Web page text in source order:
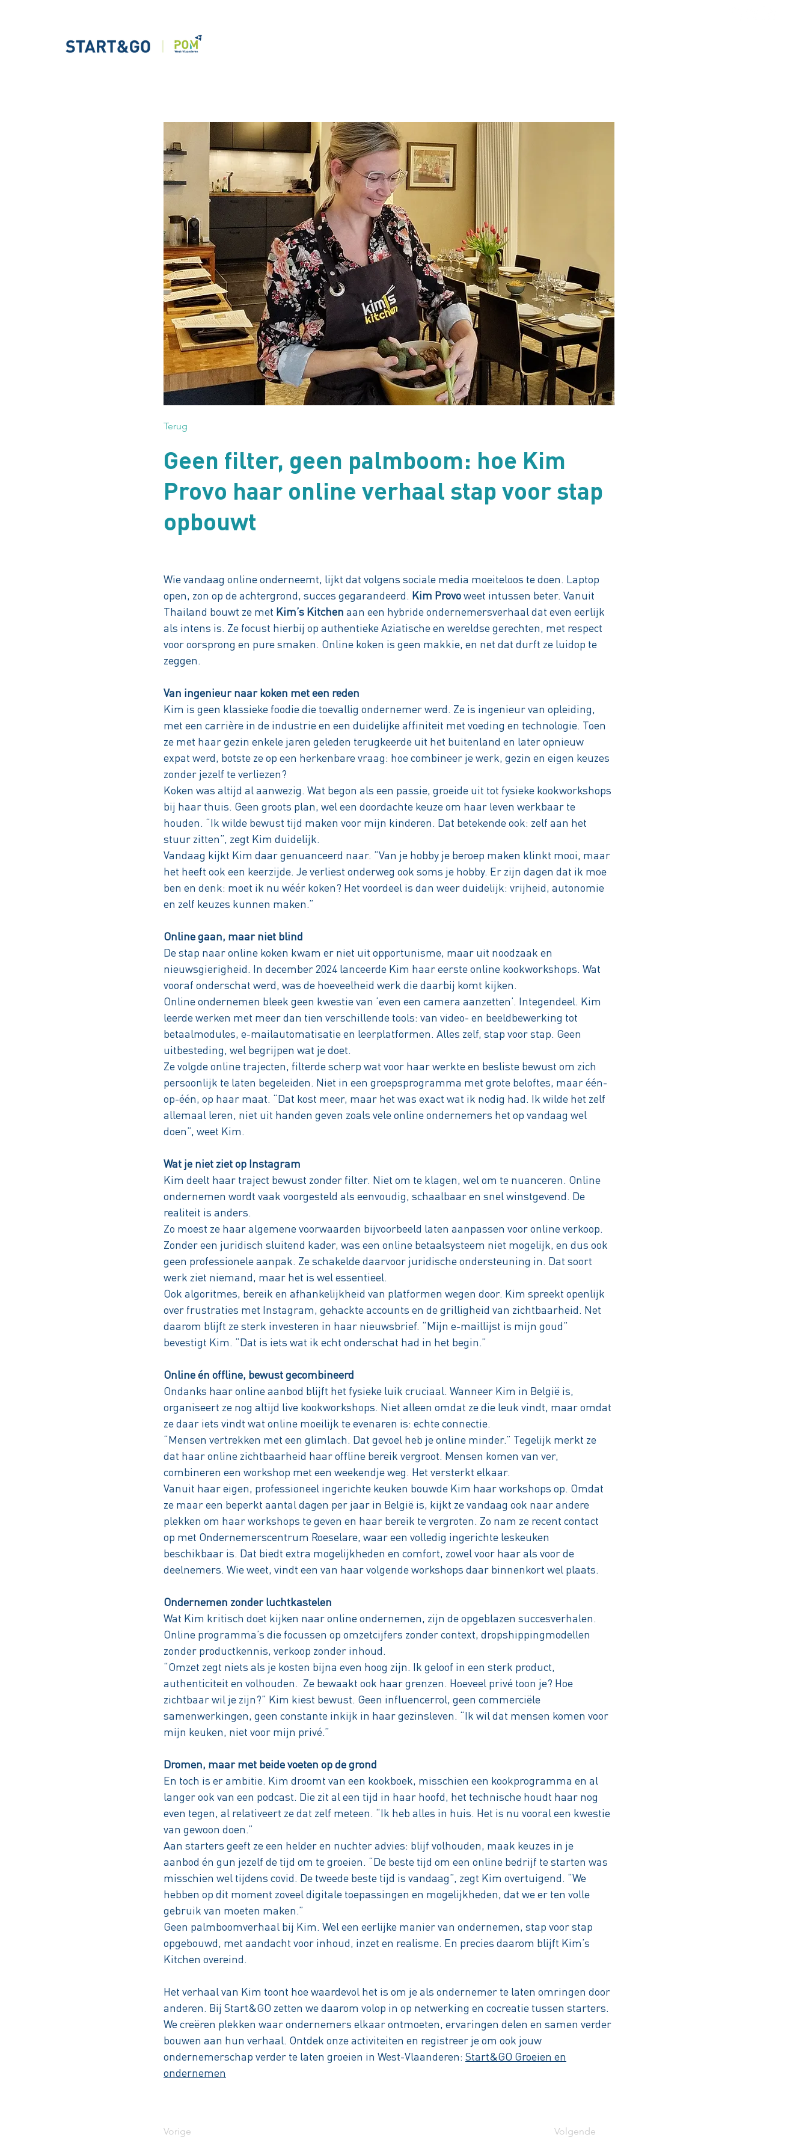
Terug
Geen filter, geen palmboom: hoe Kim
Provo haar online verhaal stap voor stap
opbouwt
Wie vandaag online onderneemt, lijkt dat volgens sociale media moeiteloos te doen. Laptop
open, zon op de achtergrond, succes gegarandeerd. Kim Provoweet intussen beter. Vanuit
Thailand bouwt ze met Kim’s Kitchen aan een hybride ondernemersverhaal dat even eerlijk
als intens is. Ze focust hierbij op authentieke Aziatische en wereldse gerechten, met respect
voor oorsprong en pure smaken. Online koken is geen makkie, en net dat durft ze luidop te
zeggen.
Van ingenieur naar koken met een reden
Kim is geen klassieke foodie die toevallig ondernemer werd. Ze is ingenieur van opleiding,
met een carrière in de industrie en een duidelijke affiniteit met voeding en technologie. Toen
ze met haar gezin enkele jaren geleden terugkeerde uit het buitenland en later opnieuw
expat werd, botste ze op een herkenbare vraag: hoe combineer je werk, gezin en eigen keuzes
zonder jezelf te verliezen?
Koken was altijd al aanwezig. Wat begon als een passie, groeide uit tot fysieke kookworkshops
bij haar thuis. Geen groots plan, wel een doordachte keuze om haar leven werkbaar te
houden. “Ik wilde bewust tijd maken voor mijn kinderen. Dat betekende ook: zelf aan het
stuur zitten”, zegt Kim duidelijk.
Vandaag kijkt Kim daar genuanceerd naar. “Van je hobby je beroep maken klinkt mooi, maar
het heeft ook een keerzijde. Je verliest onderweg ook soms je hobby. Er zijn dagen dat ik moe
ben en denk: moet ik nu wéér koken? Het voordeel is dan weer duidelijk: vrijheid, autonomie
en zelf keuzes kunnen maken.”
Online gaan, maar niet blind
De stap naar online koken kwam er niet uit opportunisme, maar uit noodzaak en
nieuwsgierigheid. In december 2024 lanceerde Kim haar eerste online kookworkshops. Wat
vooraf onderschat werd, was de hoeveelheid werk die daarbij komt kijken.
Online ondernemen bleek geen kwestie van ‘even een camera aanzetten’. Integendeel. Kim
leerde werken met meer dan tien verschillende tools: van video- en beeldbewerking tot
betaalmodules, e-mailautomatisatie en leerplatformen. Alles zelf, stap voor stap. Geen
uitbesteding, wel begrijpen wat je doet.
Ze volgde online trajecten, filterde scherp wat voor haar werkte en besliste bewust om zich
persoonlijk te laten begeleiden. Niet in een groepsprogramma met grote beloftes, maar één-
op-één, op haar maat. “Dat kost meer, maar het was exact wat ik nodig had. Ik wilde het zelf
allemaal leren, niet uit handen geven zoals vele online ondernemers het op vandaag wel
doen”, weet Kim.
Wat je niet ziet op Instagram
Kim deelt haar traject bewust zonder filter. Niet om te klagen, wel om te nuanceren. Online
ondernemen wordt vaak voorgesteld als eenvoudig, schaalbaar en snel winstgevend. De
realiteit is anders.
Zo moest ze haar algemene voorwaarden bijvoorbeeld laten aanpassen voor online verkoop.
Zonder een juridisch sluitend kader, was een online betaalsysteem niet mogelijk, en dus ook
geen professionele aanpak. Ze schakelde daarvoor juridische ondersteuning in. Dat soort
werk ziet niemand, maar het is wel essentieel.
Ook algoritmes, bereik en afhankelijkheid van platformen wegen door. Kim spreekt openlijk
over frustraties met Instagram, gehackte accounts en de grilligheid van zichtbaarheid. Net
daarom blijft ze sterk investeren in haar nieuwsbrief. “Mijn e-maillijst is mijn goud”
bevestigt Kim. “Dat is iets wat ik echt onderschat had in het begin.”
Online én offline, bewust gecombineerd
Ondanks haar online aanbod blijft het fysieke luik cruciaal. Wanneer Kim in België is,
organiseert ze nog altijd live kookworkshops. Niet alleen omdat ze die leuk vindt, maar omdat
ze daar iets vindt wat online moeilijk te evenaren is: echte connectie.
“Mensen vertrekken met een glimlach. Dat gevoel heb je online minder.” Tegelijk merkt ze
dat haar online zichtbaarheid haar offline bereik vergroot. Mensen komen van ver,
combineren een workshop met een weekendje weg. Het versterkt elkaar.
Vanuit haar eigen, professioneel ingerichte keuken bouwde Kim haar workshops op. Omdat
ze maar een beperkt aantal dagen per jaar in België is, kijkt ze vandaag ook naar andere
plekken om haar workshops te geven en haar bereik te vergroten. Zo nam ze recent contact
op met Ondernemerscentrum Roeselare, waar een volledig ingerichte leskeuken
beschikbaar is. Dat biedt extra mogelijkheden en comfort, zowel voor haar als voor de
deelnemers. Wie weet, vindt een van haar volgende workshops daar binnenkort wel plaats.
Ondernemen zonder luchtkastelen
Wat Kim kritisch doet kijken naar online ondernemen, zijn de opgeblazen succesverhalen.
Online programma’s die focussen op omzetcijfers zonder context, dropshippingmodellen
zonder productkennis, verkoop zonder inhoud.
“Omzet zegt niets als je kosten bijna even hoog zijn. Ik geloof in een sterk product,
authenticiteit en volhouden. Ze bewaakt ook haar grenzen. Hoeveel privé toon je? Hoe
zichtbaar wil je zijn?” Kim kiest bewust. Geen influencerrol, geen commerciële
samenwerkingen, geen constante inkijk in haar gezinsleven. “Ik wil dat mensen komen voor
mijn keuken, niet voor mijn privé.”
Dromen, maar met beide voeten op de grond
En toch is er ambitie. Kim droomt van een kookboek, misschien een kookprogramma en al
langer ook van een podcast. Die zit al een tijd in haar hoofd, het technische houdt haar nog
even tegen, al relativeert ze dat zelf meteen. “Ik heb alles in huis. Het is nu vooral een kwestie
van gewoon doen.”
Aan starters geeft ze een helder en nuchter advies: blijf volhouden, maak keuzes in je
aanbod én gun jezelf de tijd om te groeien. “De beste tijd om een online bedrijf te starten was
misschien wel tijdens covid. De tweede beste tijd is vandaag”, zegt Kim overtuigend. “We
hebben op dit moment zoveel digitale toepassingen en mogelijkheden, dat we er ten volle
gebruik van moeten maken.”
Geen palmboomverhaal bij Kim. Wel een eerlijke manier van ondernemen, stap voor stap
opgebouwd, met aandacht voor inhoud, inzet en realisme. En precies daarom blijft Kim’s
Kitchen overeind.
Het verhaal van Kim toont hoe waardevol het is om je als ondernemer te laten omringen door
anderen. Bij Start&GO zetten we daarom volop in op netwerking en cocreatie tussen starters.
We creëren plekken waar ondernemers elkaar ontmoeten, ervaringen delen en samen verder
bouwen aan hun verhaal. Ontdek onze activiteiten en registreer je om ook jouw
ondernemerschap verder te laten groeien in West-Vlaanderen: Start&GO Groeien en
ondernemen
Vorige Volgende